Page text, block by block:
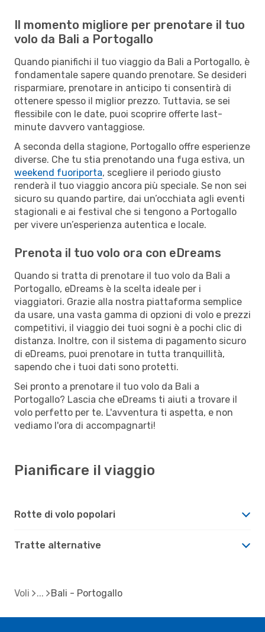
Il momento migliore per prenotare il tuo
volo da Bali a Portogallo
Quando pianifichi il tuo viaggio da Bali a Portogallo, è
fondamentale sapere quando prenotare. Se desideri
risparmiare, prenotare in anticipo ti consentirà di
ottenere spesso il miglior prezzo. Tuttavia, se sei
flessibile con le date, puoi scoprire offerte last-
minute davvero vantaggiose.
A seconda della stagione, Portogallo offre esperienze
diverse. Che tu stia prenotando una fuga estiva, un
weekend fuoriporta, scegliere il periodo giusto
renderà il tuo viaggio ancora più speciale. Se non sei
sicuro su quando partire, dai un’occhiata agli eventi
stagionali e ai festival che si tengono a Portogallo
per vivere un’esperienza autentica e locale.
Prenota il tuo volo ora con eDreams
Quando si tratta di prenotare il tuo volo da Bali a
Portogallo, eDreams è la scelta ideale per i
viaggiatori. Grazie alla nostra piattaforma semplice
da usare, una vasta gamma di opzioni di volo e prezzi
competitivi, il viaggio dei tuoi sogni è a pochi clic di
distanza. Inoltre, con il sistema di pagamento sicuro
di eDreams, puoi prenotare in tutta tranquillità,
sapendo che i tuoi dati sono protetti.
Sei pronto a prenotare il tuo volo da Bali a
Portogallo? Lascia che eDreams ti aiuti a trovare il
volo perfetto per te. L'avventura ti aspetta, e non
vediamo l'ora di accompagnarti!
Pianificare il viaggio
Rotte di volo popolari
Tratte alternative
Voli Bali - Portogallo